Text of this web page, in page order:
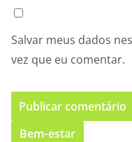
Salvar meus dados
vez que eu comentar.
Bem-estar